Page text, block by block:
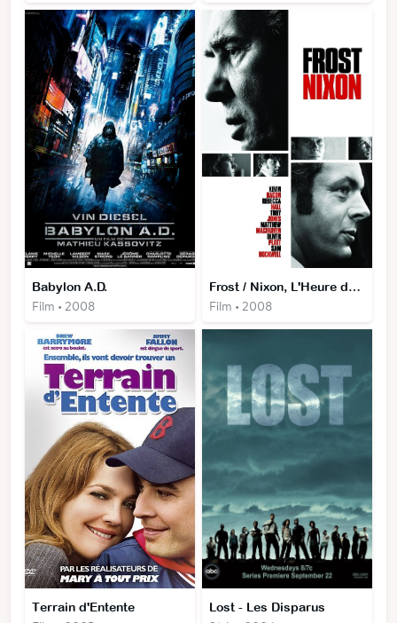
Babylon A.D.
Film • 2008
Frost / Nixon, L'Heure de Vérité
Film • 2008
Terrain d'Entente Lost - Les Disparus